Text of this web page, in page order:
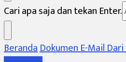
Mencari
Sesuatu?
Cari apa saja dan tekan Enter.
BerandaDokumenE-Mail